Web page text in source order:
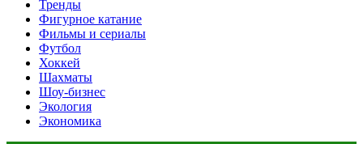
Тренды
Фигурное катание
Фильмы и сериалы
Футбол
Хоккей
Шахматы
Шоу-бизнес
Экология
Экономика